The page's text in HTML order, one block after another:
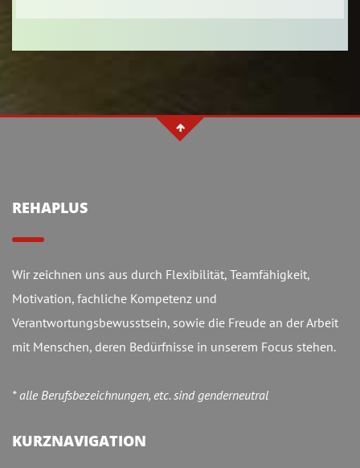
REHAPLUS
Wir zeichnen uns aus durch Flexibilität, Teamfähigkeit,
Motivation, fachliche Kompetenz und
Verantwortungsbewusstsein, sowie die Freude an der Arbeit
mit Menschen, deren Bedürfnisse in unserem Focus stehen.
* alle Berufsbezeichnungen, etc. sind genderneutral
KURZNAVIGATION